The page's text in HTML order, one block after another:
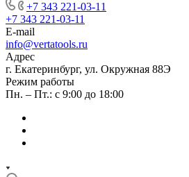
+7 343 221-03-11
+7 343 221-03-11
E-mail
info@vertatools.ru
Адрес
г. Екатеринбург, ул. Окружная 88Э
Режим работы
Пн. – Пт.: с 9:00 до 18:00